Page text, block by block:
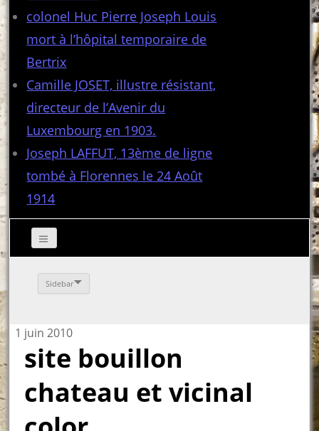
colonel Huc Pierre Joseph Louis
mort à l’hôpital temporaire de
Bertrix
Camille JOSET, illustre résistant,
directeur de l’Avenir du
Luxembourg en 1903.
Joseph LAFFUT, 13ème de ligne
tombé à Florennes le 24 Août
1914
Sidebar
1 juin 2010
site bouillon
chateau et vicinal